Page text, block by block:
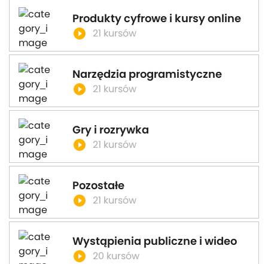
Produkty cyfrowe i kursy online
play_circle_filled 21 kursów
Narzędzia programistyczne
play_circle_filled 21 kursów
Gry i rozrywka
play_circle_filled 21 kursów
Pozostałe
play_circle_filled 21 kursów
Wystąpienia publiczne i wideo
play_circle_filled 20 kursów